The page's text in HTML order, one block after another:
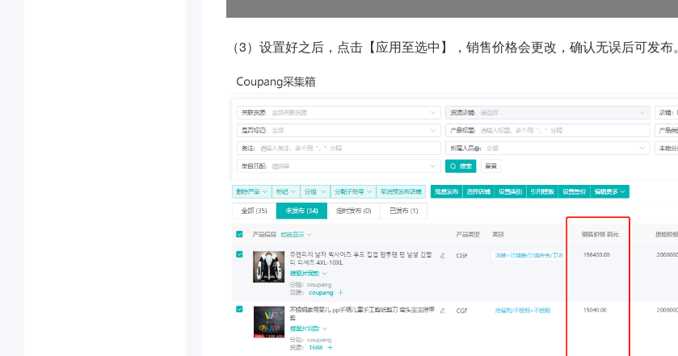
（3） 设置好之后，点击【应用至选中】，销售价格会更改，确认无误后可发布。